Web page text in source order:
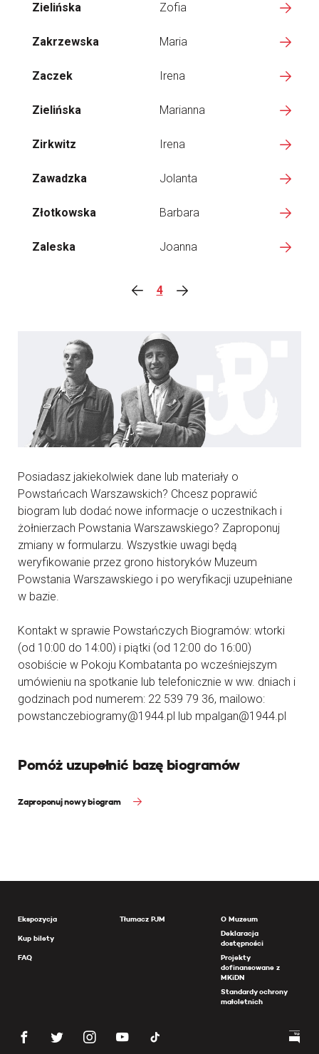
Zielińska Zofia
Zakrzewska Maria
Zaczek Irena
Zielińska Marianna
Zirkwitz Irena
Zawadzka Jolanta
Złotkowska Barbara
Zaleska Joanna
4
Posiadasz jakiekolwiek dane lub materiały o
Powstańcach Warszawskich? Chcesz poprawić
biogram lub dodać nowe informacje o uczestnikach i
żołnierzach Powstania Warszawskiego? Zaproponuj
zmiany w formularzu. Wszystkie uwagi będą
weryfikowanie przez grono historyków Muzeum
Powstania Warszawskiego i po weryfikacji uzupełniane
w bazie.
Kontakt w sprawie Powstańczych Biogramów: wtorki
(od 10:00 do 14:00) i piątki (od 12:00 do 16:00)
osobiście w Pokoju Kombatanta po wcześniejszym
umówieniu na spotkanie lub telefonicznie w ww. dniach i
godzinach pod numerem: 22 539 79 36, mailowo:
powstanczebiogramy@1944.pl lub mpalgan@1944.pl
Pomóż uzupełnić bazę biogramów
Zaproponuj nowy biogram
Ekspozycja
Kup bilety
FAQ
Tłumacz PJM
O Muzeum
Deklaracja
dostępności
Projekty
dofinansowane z
MKiDN
Standardy ochrony
małoletnich